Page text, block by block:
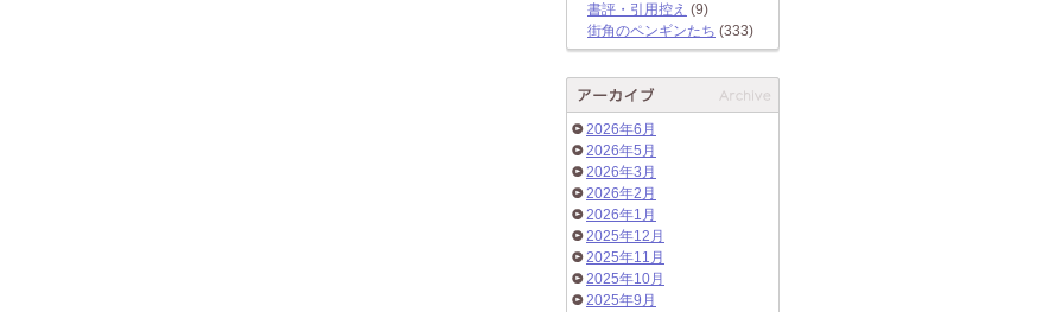
書評・引用控え (9)
街角のペンギンたち (333)
2026年6月
2026年5月
2026年3月
2026年2月
2026年1月
2025年12月
2025年11月
2025年10月
2025年9月